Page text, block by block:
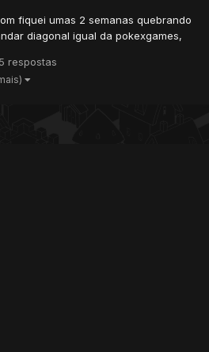
fiquei umas 2 semanas quebrando
diagonal igual da pokexgames,
o exemplo no video...
respostas